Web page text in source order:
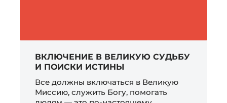
ВКЛЮЧЕНИЕ В ВЕЛИКУЮ СУДЬБУ
И ПОИСКИ ИСТИНЫ
Все должны включаться в Великую
Миссию, служить Богу, помогать